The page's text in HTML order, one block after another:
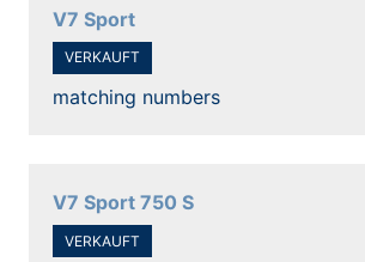
V7 Sport
VERKAUFT
matching numbers
V7 Sport 750 S
VERKAUFT